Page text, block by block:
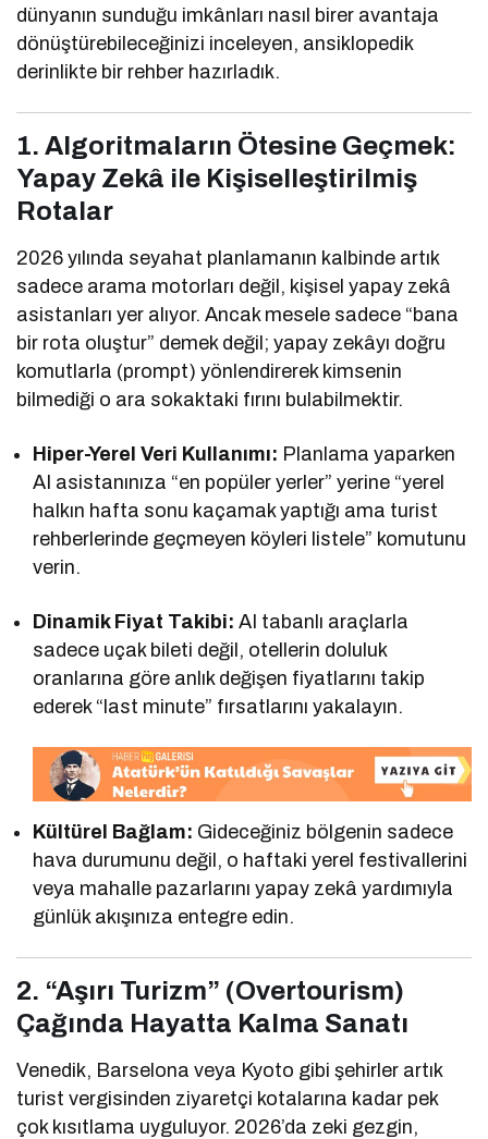
dünyanın sunduğu imkânları nasıl birer avantaja
dönüştürebileceğinizi inceleyen, ansiklopedik
derinlikte bir rehber hazırladık.
1. Algoritmaların Ötesine Geçmek:
Yapay Zekâ ile Kişiselleştirilmiş
Rotalar
2026 yılında seyahat planlamanın kalbinde artık
sadece arama motorları değil, kişisel yapay zekâ
asistanları yer alıyor. Ancak mesele sadece “bana
bir rota oluştur” demek değil; yapay zekâyı doğru
komutlarla (prompt) yönlendirerek kimsenin
bilmediği o ara sokaktaki fırını bulabilmektir.
Hiper-Yerel Veri Kullanımı: Planlama yaparken
AI asistanınıza “en popüler yerler” yerine “yerel
halkın hafta sonu kaçamak yaptığı ama turist
rehberlerinde geçmeyen köyleri listele” komutunu
verin.
Dinamik Fiyat Takibi: AI tabanlı araçlarla
sadece uçak bileti değil, otellerin doluluk
oranlarına göre anlık değişen fiyatlarını takip
ederek “last minute” fırsatlarını yakalayın.
Kültürel Bağlam: Gideceğiniz bölgenin sadece
hava durumunu değil, o haftaki yerel festivallerini
veya mahalle pazarlarını yapay zekâ yardımıyla
günlük akışınıza entegre edin.
2. “Aşırı Turizm” (Overtourism)
Çağında Hayatta Kalma Sanatı
Venedik, Barselona veya Kyoto gibi şehirler artık
turist vergisinden ziyaretçi kotalarına kadar pek
çok kısıtlama uyguluyor. 2026’da zeki gezgin,